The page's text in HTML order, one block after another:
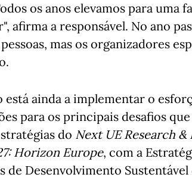
os anos elevamos para uma
afirma a responsável. No ano
mas os organizadores
está ainda a implementar o
para os principais desafios
do Next UE Research
Horizon Europe, com a
de Desenvolvimento Sustentável